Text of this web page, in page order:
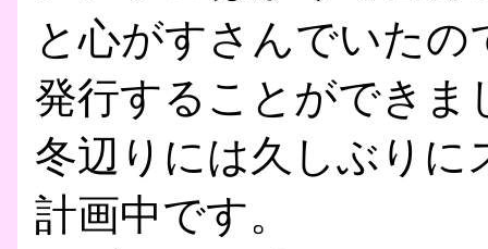
と心がすさんでいた
発行することができま
冬辺りには久しぶりに
計画中です。